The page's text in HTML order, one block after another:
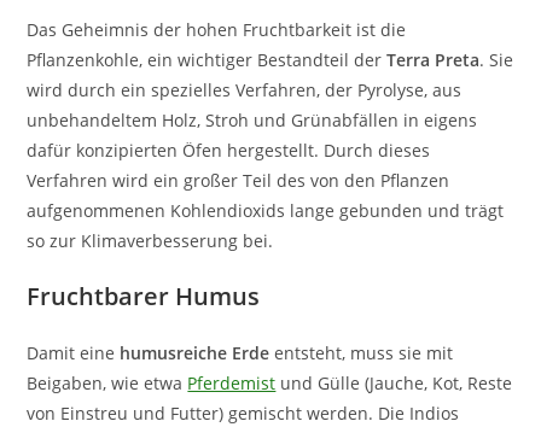
Das Geheimnis der hohen Fruchtbarkeit ist die
Pflanzenkohle, ein wichtiger Bestandteil derTerra Preta. Sie
wird durch ein spezielles Verfahren, der Pyrolyse, aus
unbehandeltem Holz, Stroh und Grünabfällen in eigens
dafür konzipierten Öfen hergestellt. Durch dieses
Verfahren wird ein großer Teil des von den Pflanzen
aufgenommenen Kohlendioxids lange gebunden und trägt
so zur Klimaverbesserung bei.
Fruchtbarer Humus
Damit eine humusreiche Erde entsteht, muss sie mit
Beigaben, wie etwa Pferdemist und Gülle (Jauche, Kot, Reste
von Einstreu und Futter) gemischt werden. Die Indios